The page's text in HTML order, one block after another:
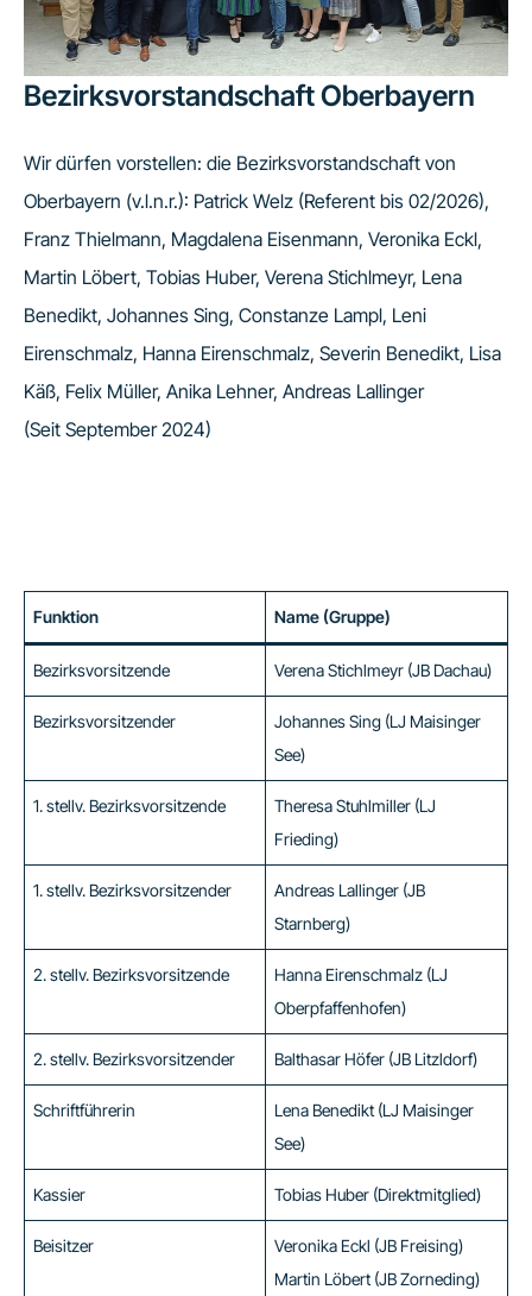
Bezirksvorstandschaft Oberbayern
Wir dürfen vorstellen: die Bezirksvorstandschaft von
Oberbayern (v.l.n.r.): Patrick Welz (Referent bis 02/2026),
Franz Thielmann, Magdalena Eisenmann, Veronika Eckl,
Martin Löbert, Tobias Huber, Verena Stichlmeyr, Lena
Benedikt, Johannes Sing, Constanze Lampl, Leni
Eirenschmalz, Hanna Eirenschmalz, Severin Benedikt, Lisa
Käß, Felix Müller, Anika Lehner, Andreas Lallinger
(Seit September 2024)
Funktion Name (Gruppe)
Bezirksvorsitzende Verena Stichlmeyr (JB Dachau)
Bezirksvorsitzender
Johannes Sing (LJ Maisinger
See)
1. stellv. Bezirksvorsitzende
Theresa Stuhlmiller (LJ
Frieding)
1. stellv. Bezirksvorsitzender
Andreas Lallinger (JB
Starnberg)
2. stellv. Bezirksvorsitzende
Hanna Eirenschmalz (LJ
Oberpfaffenhofen)
2. stellv. Bezirksvorsitzender Balthasar Höfer (JB Litzldorf)
Schriftführerin
Lena Benedikt (LJ Maisinger
See)
Kassier Tobias Huber (Direktmitglied)
Beisitzer
Veronika Eckl (JB Freising)
Martin Löbert (JB Zorneding)